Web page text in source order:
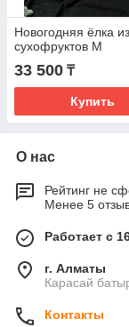
Новогодняя ёлка из
сухофруктов М
33 500 ₸
Купить
О нас
Рейтинг не
Менее 5
Работает с
г. Алматы
Карасай
Контакты